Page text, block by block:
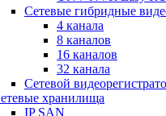
Сетевые гибридные
4 канала
8 каналов
16 каналов
32 канала
Сетевой
хранилища
IP SAN